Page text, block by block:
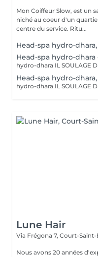
Mon Coiffeur Slow, est un
niché au coeur d'un
centre du service. Ritu...
Head-spa hydro-
Head-spa hydro-
Head-spa hydro-
Lune Hair
Via Frégona 7, Court-Saint-
Nous avons 20 années